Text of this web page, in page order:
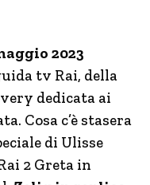
2023
tv Rai, della
dedicata ai
Cosa c’è stasera
di Ulisse
2 Greta in